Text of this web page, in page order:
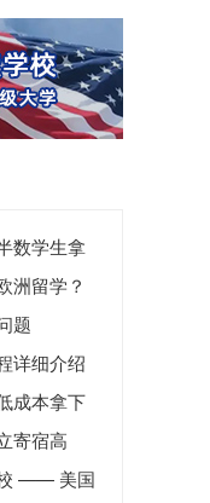
数学生拿
洲留学？
题
详细介绍
成本拿下
寄宿高
—— 美国